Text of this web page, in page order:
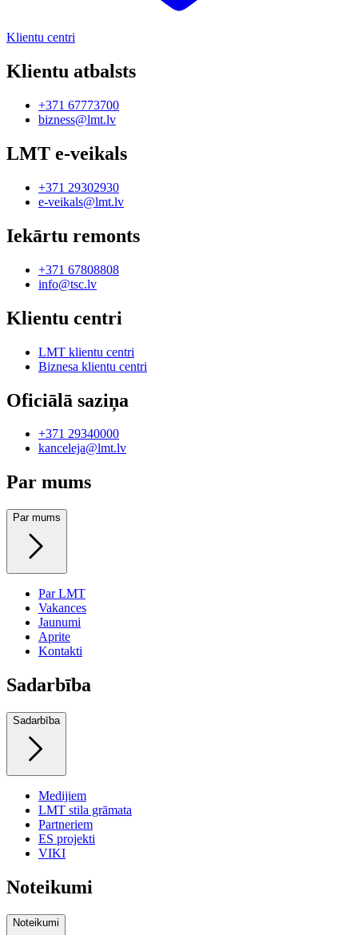
Klientu centri
Klientu atbalsts
+371 67773700
bizness@lmt.lv
LMT e-veikals
+371 29302930
e-veikals@lmt.lv
Iekārtu remonts
+371 67808808
info@tsc.lv
Klientu centri
LMT klientu centri
Biznesa klientu centri
Oficiālā saziņa
+371 29340000
kanceleja@lmt.lv
Par mums
Par mums
Par LMT
Vakances
Jaunumi
Aprite
Kontakti
Sadarbība
Sadarbība
Medijiem
LMT stila grāmata
Partneriem
ES projekti
VIKI
Noteikumi
Noteikumi